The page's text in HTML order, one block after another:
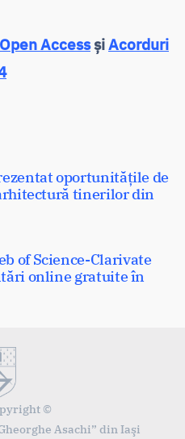
AccessșiAcorduri
of Science-Clarivate
online gratuite în
oportunitățile de
tinerilor din
©
Asachi” din Iaşi